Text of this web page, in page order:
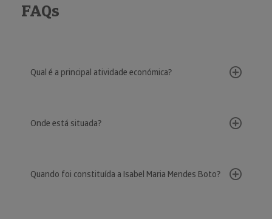
FAQs
Qual é a principal atividade económica?
Onde está situada?
Quando foi constituída a Isabel Maria Mendes Boto?